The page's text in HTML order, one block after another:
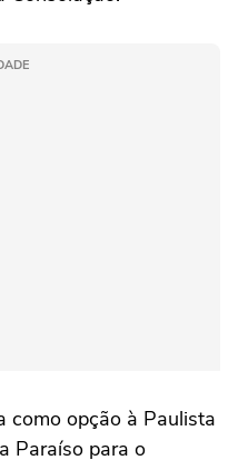
como opção à Paulista
Paraíso para o